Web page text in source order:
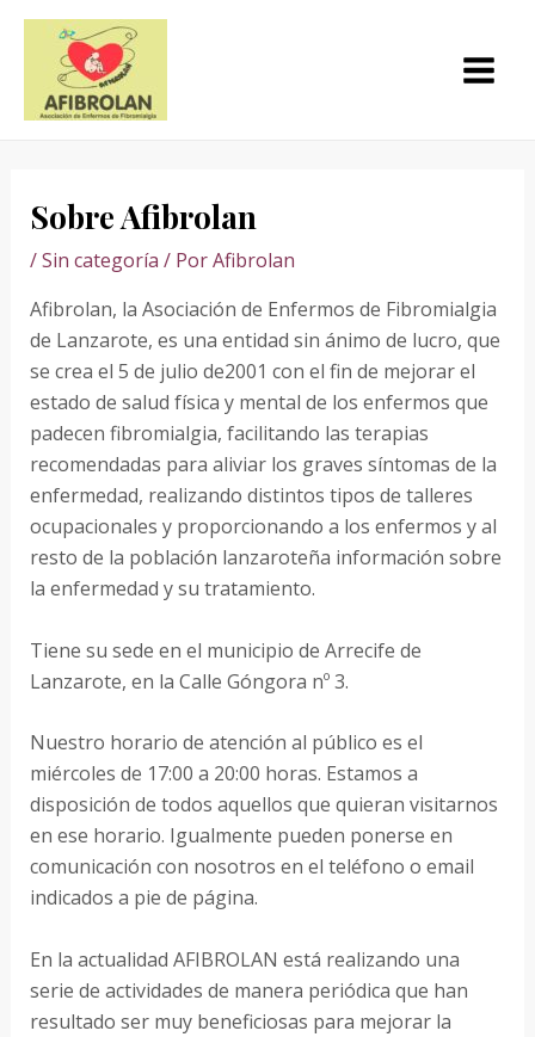
contenido
Sobre Afibrolan
/Sin categoría / PorAfibrolan
Afibrolan, la Asociación de Enfermos de Fibromialgia
de Lanzarote, es una entidad sin ánimo de lucro, que
se crea el 5 de julio de2001 con el fin de mejorar el
estado de salud física y mental de los enfermos que
padecen fibromialgia, facilitando las terapias
recomendadas para aliviar los graves síntomas de la
enfermedad, realizando distintos tipos de talleres
ocupacionales y proporcionando a los enfermos y al
resto de la población lanzaroteña información sobre
la enfermedad y su tratamiento.
Tiene su sede en el municipio de Arrecife de
Lanzarote, en la Calle Góngora nº 3.
Nuestro horario de atención al público es el
miércoles de 17:00 a 20:00 horas. Estamos a
disposición de todos aquellos que quieran visitarnos
en ese horario. Igualmente pueden ponerse en
comunicación con nosotros en el teléfono o email
indicados a pie de página.
En la actualidad AFIBROLAN está realizando una
serie de actividades de manera periódica que han
resultado ser muy beneficiosas para mejorar la
Navegación
entradas